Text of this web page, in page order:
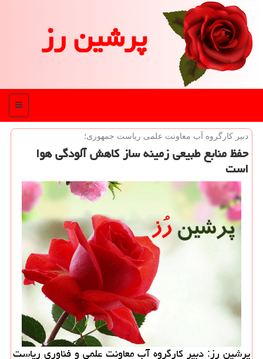
پرشین رز
منو
دبیر كارگروه آب معاونت علمی ریاست جمهوری؛
حفظ منابع طبیعی زمینه ساز كاهش آلودگی هوا
است
پرشین رز: دبیر كارگروه آب معاونت علمی و فناوری ریاست